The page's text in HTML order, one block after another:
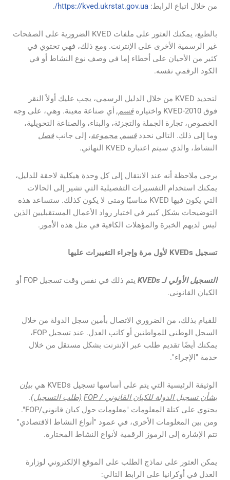
من خلال اتباع الرابط: https://kved.ukrstat.gov.ua/
.
بالطبع، يمكنك العثور على ملفات KVED الضرورية على الصفحات
غير الرسمية الأخرى على الإنترنت. ومع ذلك، فهي تحتوي في
كثير من الأحيان على أخطاء إما في وصف نوع النشاط أو في
الكود الرقمي نفسه.
لتحديد KVED من خلال الدليل الرسمي، يجب عليك أولاً النقر
فوق KVED-2010 واختياره
قسم, أي صناعة معينة. وهي، على وجه
الخصوص، تجارة الجملة والتجزئة، والبناء، والصناعة التحويلية،
وما إلى ذلك. التالي نحددقسم, مجموعة، إلى جانبفصل
النشاط، والذي سيتم اعتباره KVED النهائي.
يرجى ملاحظة أنه عند الانتقال إلى كل وحدة هيكلية لاحقة للدليل،
يمكنك استخدام التفسيرات التفصيلية التي تشير إلى الحالات
التي يكون فيها KVED مناسبًا ومتى لا يكون كذلك. ستساعد هذه
التوضيحات بشكل كبير في اختيار رواد الأعمال المستقبليين الذين
ليس لديهم الخبرة والمؤهلات الكافية في مثل هذه الأمور.
تسجيل KVEDs لأول مرة وإجراء التغييرات عليها
التسجيل الأولي لـ KVEDs
يتم ذلك في نفس وقت تسجيل FOP أو
الكيان القانوني.
للقيام بذلك، من الضروري الاتصال بأمين سجل الدولة من خلال
السجل الوطني للمواطنين أو كاتب العدل. عند تسجيل FOP،
يمكنك أيضًا تقديم طلب عبر الإنترنت بشكل مستقل من خلال
خدمة "الإجراء".
الوثيقة الرئيسية التي يتم على أساسها تسجيل KVEDs هي
بيان
بشأن تسجيل الدولة للكيان القانوني / FOP
(طلب التسجيل).
يحتوي على كتلة المعلومات "معلومات حول كيان قانوني/FOP".
ومن بين المعلومات الأخرى، في عمود "أنواع النشاط الاقتصادي"
تتم الإشارة إلى الرموز الرقمية لأنواع النشاط المختارة.
يمكن العثور على نماذج الطلب على الموقع الإلكتروني لوزارة
العدل في أوكرانيا على الرابط التالي: